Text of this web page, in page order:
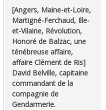
‎[Angers, Maine-et-Loire,
Martigné-Ferchaud, Ille-
et-Vilaine, Révolution,
Honoré de Balzac, une
ténébreuse affaire,
affaire Clément de Ris]
David Belville, capitaine
commandant de la
compagnie de
Gendarmerie.‎